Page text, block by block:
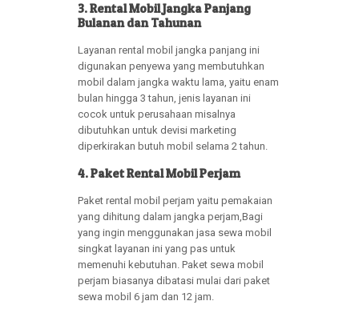
3. Rental Mobil Jangka Panjang
Bulanan dan Tahunan
Layanan rental mobil jangka panjang ini
digunakan penyewa yang membutuhkan
mobil dalam jangka waktu lama, yaitu enam
bulan hingga 3 tahun, jenis layanan ini
cocok untuk perusahaan misalnya
dibutuhkan untuk devisi marketing
diperkirakan butuh mobil selama 2 tahun.
4. Paket Rental Mobil Perjam
Paket rental mobil perjam yaitu pemakaian
yang dihitung dalam jangka perjam,Bagi
yang ingin menggunakan jasa sewa mobil
singkat layanan ini yang pas untuk
memenuhi kebutuhan. Paket sewa mobil
perjam biasanya dibatasi mulai dari paket
sewa mobil 6 jam dan 12 jam.